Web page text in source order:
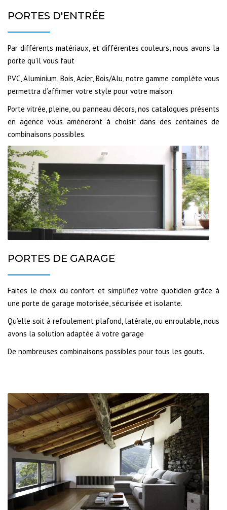
PORTES D'ENTRÉE
Par différents matériaux, et différentes couleurs, nous avons la
porte qu’il vous faut
PVC, Aluminium, Bois, Acier, Bois/Alu, notre gamme complète vous
permettra d’affirmer votre style pour votre maison
Porte vitrée, pleine, ou panneau décors, nos catalogues présents
en agence vous amèneront à choisir dans des centaines de
combinaisons possibles.
PORTES DE GARAGE
Faites le choix du confort et simplifiez votre quotidien grâce à
une porte de garage motorisée, sécurisée et isolante.
Qu’elle soit à refoulement plafond, latérale, ou enroulable, nous
avons la solution adaptée à votre garage
De nombreuses combinaisons possibles pour tous les gouts.